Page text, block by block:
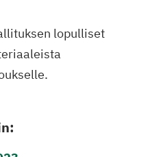
lopulliset